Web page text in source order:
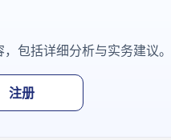
包括详细分析与实务建议。
注册